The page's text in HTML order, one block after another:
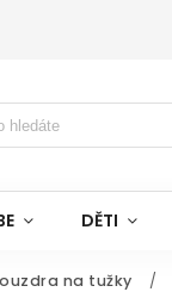
DĚTI
na tužky /